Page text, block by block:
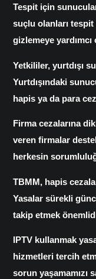
Tespit için
suçlu olanları tespit
gizlemeye
Yetkililer, yurtdışı
Yurtdışındaki
hapis ya da para
Firma cezalarına
veren firmalar
herkesin
TBMM, hapis
Yasalar sürekli
takip etmek
IPTV kullanmak
hizmetleri tercih
sorun yaşamamızı